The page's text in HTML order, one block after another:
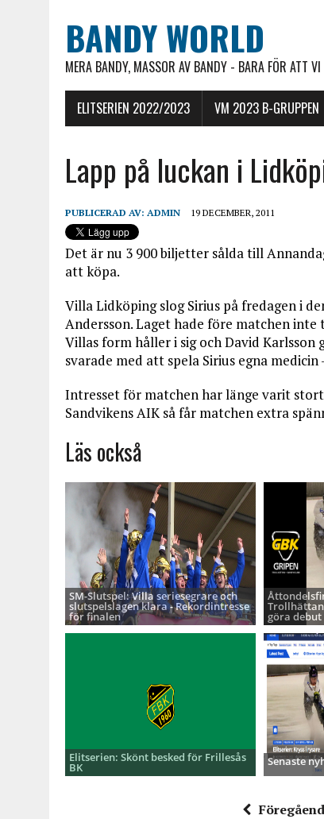
BANDY WORLD
MERA BANDY, MASSOR AV BANDY - BARA FÖR ATT VI
ELITSERIEN 2022/2023 VM 2023 B-GRUPPEN
Lapp på luckan i
PUBLICERAD AV: ADMIN 19 DECEMBER, 2011
Det är nu 3 900 biljetter sålda till
att köpa.
Villa Lidköping slog Sirius på fredagen i
Andersson. Laget hade före matchen inte
Villas form håller i sig och David
svarade med att spela Sirius egna
Intresset för matchen har länge varit
Sandvikens AIK så får matchen extra
Läs också
SM-Slutspel: Villa seriesegrare och
slutspelslagen klara - Rekordintresse
för finalen
Trollhättan
göra
Elitserien: Skönt besked för Frillesås
BK Senaste